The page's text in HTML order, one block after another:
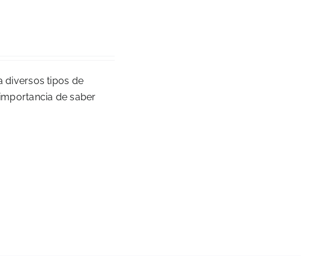
diversos tipos de
de saber